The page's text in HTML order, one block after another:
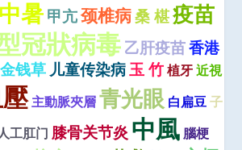
中暑甲亢颈椎病桑 椹疫苗
冠狀病毒乙肝疫苗香港
金钱草儿童传染病玉 竹 植牙 近視
主動脈夾層 青光眼 白扁豆 子
工肛门 膝骨关节炎中風 腦梗